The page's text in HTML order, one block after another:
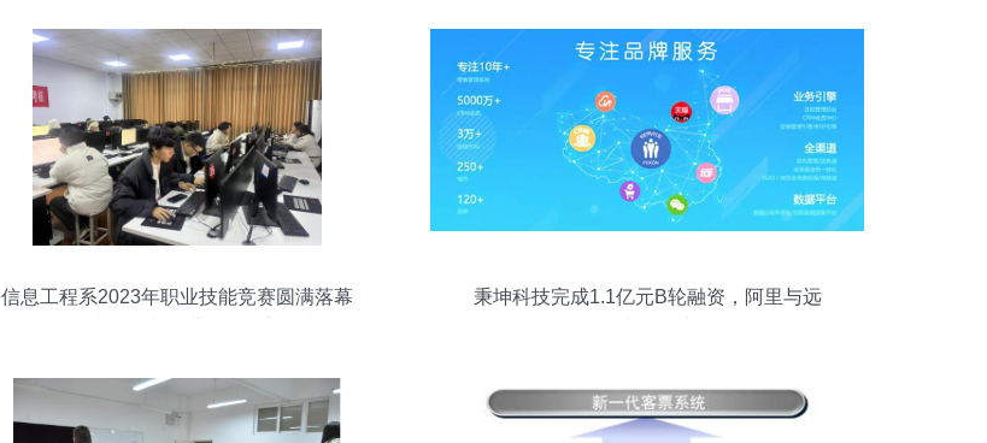
信息工程系2023年职业技能竞赛圆满落幕
秉坤科技完成1.1亿元B轮融资，阿里与远